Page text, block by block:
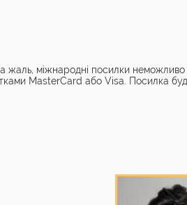
жаль, міжнародні посилки неможливо
MasterCard або Visa. Посилка